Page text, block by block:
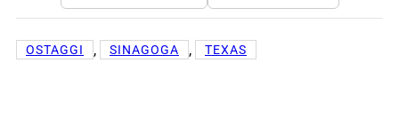
OSTAGGI , SINAGOGA , TEXAS